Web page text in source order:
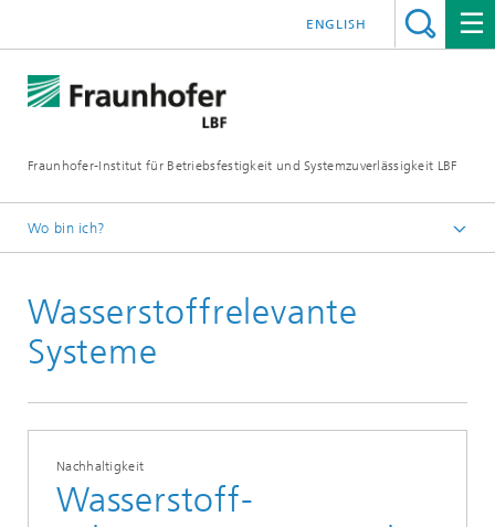
Fraunhofer-Institut für Betriebsfestigkeit und Systemzuverlässigkeit LBF
ENGLISH
Wo bin ich?
Publikationen
Wasserstoffrelevante
Systeme
Nachhaltigkeit
Wasserstoff-